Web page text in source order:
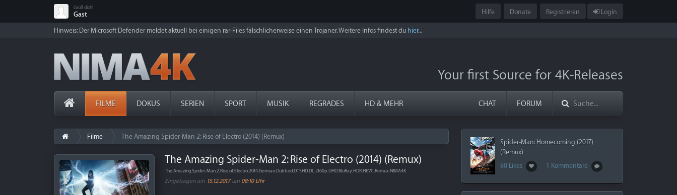
Grüß dich!
Gast Hilfe Donate Registrieren Login
Hinweis: Der Microsoft Defender meldet aktuell bei einigen rar-Files fälschlicherweise einen Trojaner. Weitere Infos findest du hier...
Your first Source for 4K-Releases
FILME DOKUS SERIEN SPORT MUSIK REGRADES HD & MEHR CHAT FORUM
Filme The Amazing Spider-Man 2: Rise of Electro (2014) (Remux)
The Amazing Spider-Man 2: Rise of Electro (2014) (Remux)
The.Amazing.Spider-Man.2.Rise.of.Electro.2014.German.Dubbed.DTSHD.DL.2160p.UHD.BluRay.HDR.HEVC.Remux-NIMA4K
Eingetragen am 15.12.2017um 08:10 Uhr
Spider-Man: Homecoming (2017)
(Remux)
80 Likes
1 Kommentare